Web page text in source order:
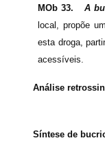
MOb 33. A
local, propõe
esta droga,
acessíveis.
Análise
Síntese de